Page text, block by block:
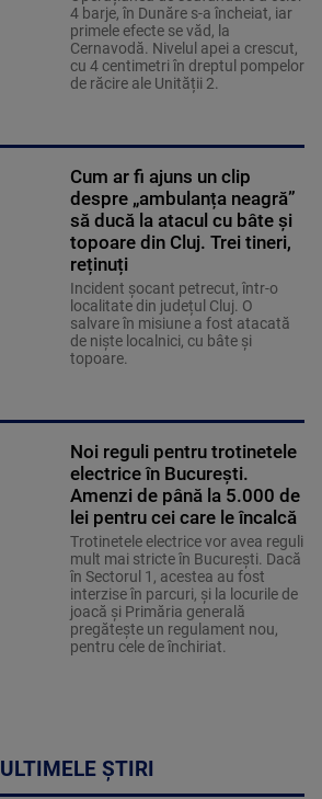
4 barje, în Dunăre s-a încheiat, iar
primele efecte se văd, la
Cernavodă. Nivelul apei a crescut,
cu 4 centimetri în dreptul pompelor
de răcire ale Unității 2.
Cum ar fi ajuns un clip
despre „ambulanța neagră”
să ducă la atacul cu bâte și
topoare din Cluj. Trei tineri,
reținuți
Incident șocant petrecut, într-o
localitate din județul Cluj. O
salvare în misiune a fost atacată
de niște localnici, cu bâte și
topoare.
Noi reguli pentru trotinetele
electrice în București.
Amenzi de până la 5.000 de
lei pentru cei care le încalcă
Trotinetele electrice vor avea reguli
mult mai stricte în București. Dacă
în Sectorul 1, acestea au fost
interzise în parcuri, și la locurile de
joacă și Primăria generală
pregătește un regulament nou,
pentru cele de închiriat.
ULTIMELE ȘTIRI